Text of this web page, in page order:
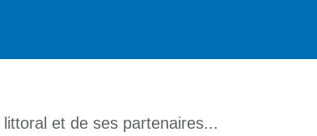
et de ses partenaires...